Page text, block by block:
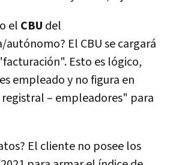
el CBU del
El CBU se cargará
Esto es lógico,
empleado y no figura en
– empleadores" para
El cliente no posee los